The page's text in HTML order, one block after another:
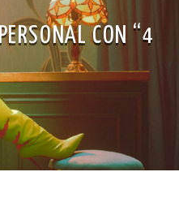
CON “4